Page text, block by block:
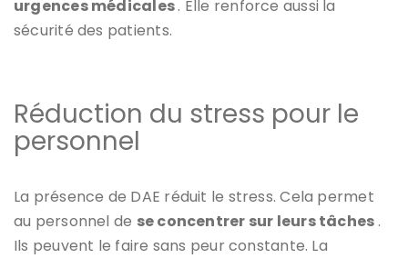
urgences médicales. Elle renforce aussi la
sécurité des patients.
Réduction du stress pour le
personnel
La présence de DAE réduit le stress. Cela permet
au personnel de se concentrer sur leurs tâches .
Ils peuvent le faire sans peur constante. La